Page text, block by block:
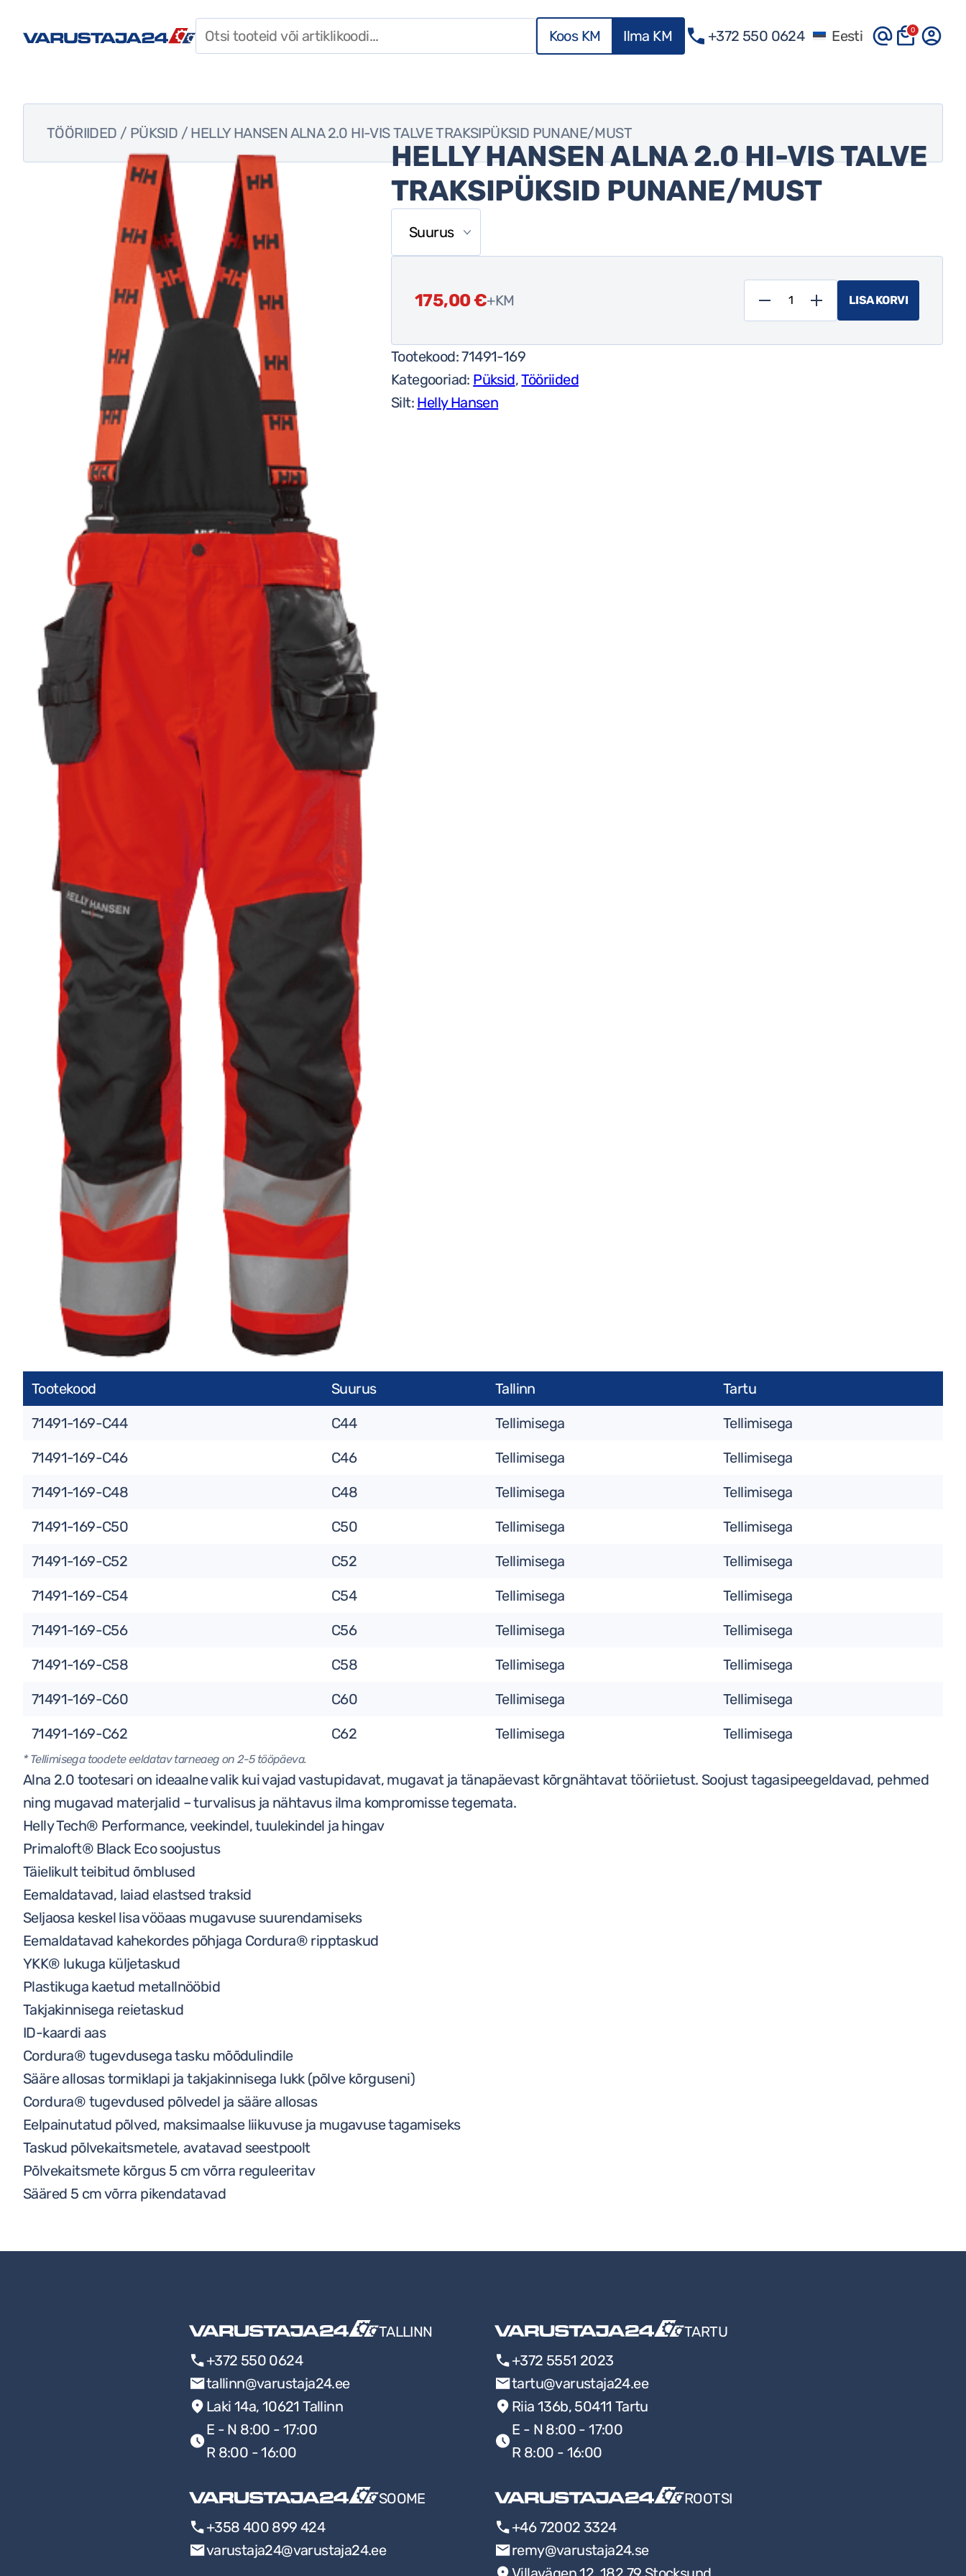
Koos KM Ilma KM +372 550 0624 Eesti 0
KINNITUSVAHENDID
TÖÖRIIDED
ISIKUKAITSEVAHENDID
EHITUSKEEMIA
KILBID, KAABLID JA
VALGUSTID
TÖÖRIIDED / PÜKSID / HELLY HANSEN ALNA 2.0 HI-VIS TALVE TRAKSIPÜKSID PUNANE/MUST
HELLY HANSEN ALNA 2.0 HI-VIS TALVE
TRAKSIPÜKSID PUNANE/MUST
175,00€+KM LISA KORVI
Tootekood:71491-169
Kategooriad: Püksid,Tööriided
Silt: Helly Hansen
Tootekood Suurus Tallinn
Tartu
71491-169-C44
C44 Tellimisega
Tellimisega
71491-169-C46
C46 Tellimisega
Tellimisega
71491-169-C48
C48 Tellimisega
Tellimisega
71491-169-C50
C50 Tellimisega
Tellimisega
71491-169-C52
C52 Tellimisega
Tellimisega
71491-169-C54
C54 Tellimisega
Tellimisega
71491-169-C56
C56 Tellimisega
Tellimisega
71491-169-C58
C58 Tellimisega
Tellimisega
71491-169-C60
C60 Tellimisega
Tellimisega
71491-169-C62
C62 Tellimisega Tellimisega
* Tellimisega toodete eeldatav tarneaeg on 2-5 tööpäeva.
Alna 2.0 tootesari on ideaalne valik kui vajad vastupidavat, mugavat ja tänapäevast kõrgnähtavat tööriietust. Soojust tagasipeegeldavad, pehmed
ning mugavad materjalid – turvalisus ja nähtavus ilma kompromisse tegemata.
Helly Tech® Performance, veekindel, tuulekindel ja hingav
Primaloft® Black Eco soojustus
Täielikult teibitud õmblused
Eemaldatavad, laiad elastsed traksid
Seljaosa keskel lisa vööaas mugavuse suurendamiseks
Eemaldatavad kahekordes põhjaga Cordura® ripptaskud
YKK® lukuga küljetaskud
Plastikuga kaetud metallnööbid
Takjakinnisega reietaskud
ID-kaardi aas
Cordura® tugevdusega tasku mõõdulindile
Sääre allosas tormiklapi ja takjakinnisega lukk (põlve kõrguseni)
Cordura® tugevdused põlvedel ja sääre allosas
Eelpainutatud põlved, maksimaalse liikuvuse ja mugavuse tagamiseks
Taskud põlvekaitsmetele, avatavad seestpoolt
Põlvekaitsmete kõrgus 5 cm võrra reguleeritav
Sääred 5 cm võrra pikendatavad
TALLINN
+372 550 0624
tallinn@varustaja24.ee
Laki 14a, 10621 Tallinn
E - N 8:00 - 17:00
R 8:00 - 16:00
TARTU
+372 5551 2023
tartu@varustaja24.ee
Riia 136b, 50411 Tartu
E - N 8:00 - 17:00
R 8:00 - 16:00
SOOME
+358 400 899 424
varustaja24@varustaja24.ee
ROOTSI
+46 72002 3324
remy@varustaja24.se